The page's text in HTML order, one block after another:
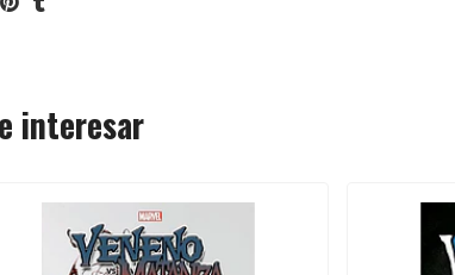
interesar